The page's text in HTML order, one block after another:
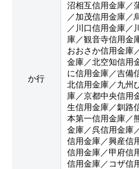
か行
沼相互信用金庫／
／加茂信用金庫／
／川口信用金庫／
庫／観音寺信用金
おおさか信用金庫
金庫／北空知信用
に信用金庫／吉備
北信用金庫／九州
庫／京都中央信用
生信用金庫／釧路
本第一信用金庫／
金庫／呉信用金庫
信用金庫／興産信
信用金庫／甲府信
信用金庫／コザ信